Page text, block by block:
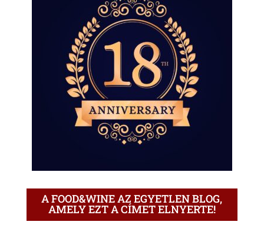
A FOOD&WINE AZ EGYETLEN BLOG,
AMELY EZT A CÍMET ELNYERTE!